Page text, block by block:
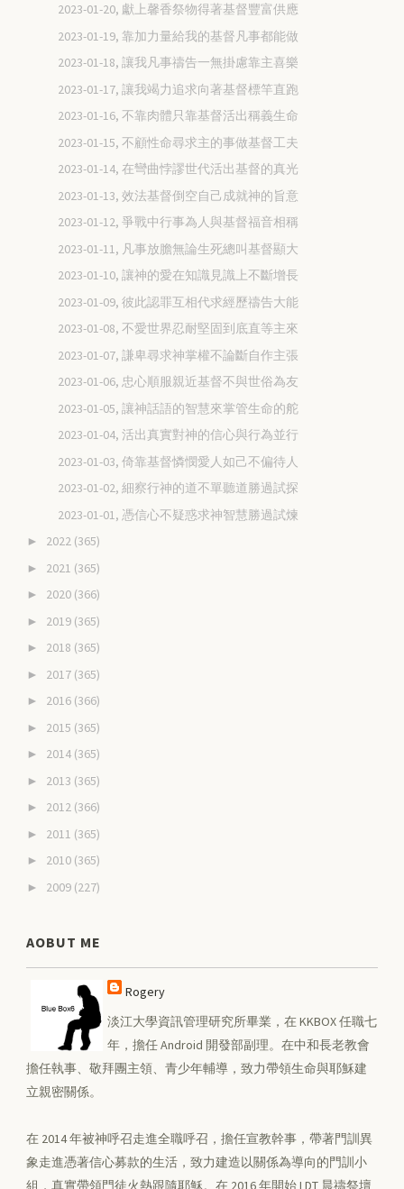
2023-01-20, 獻上馨香祭物得著基督豐富供應
2023-01-19, 靠加力量給我的基督凡事都能做
2023-01-18, 讓我凡事禱告一無掛慮靠主喜樂
2023-01-17, 讓我竭力追求向著基督標竿直跑
2023-01-16, 不靠肉體只靠基督活出稱義生命
2023-01-15, 不顧性命尋求主的事做基督工夫
2023-01-14, 在彎曲悖謬世代活出基督的真光
2023-01-13, 效法基督倒空自己成就神的旨意
2023-01-12, 爭戰中行事為人與基督福音相稱
2023-01-11, 凡事放膽無論生死總叫基督顯大
2023-01-10, 讓神的愛在知識見識上不斷增長
2023-01-09, 彼此認罪互相代求經歷禱告大能
2023-01-08, 不愛世界忍耐堅固到底直等主來
2023-01-07, 謙卑尋求神掌權不論斷自作主張
2023-01-06, 忠心順服親近基督不與世俗為友
2023-01-05, 讓神話語的智慧來掌管生命的舵
2023-01-04, 活出真實對神的信心與行為並行
2023-01-03, 倚靠基督憐憫愛人如己不偏待人
2023-01-02, 細察行神的道不單聽道勝過試探
2023-01-01, 憑信心不疑惑求神智慧勝過試煉
► 2022 (365)
► 2021 (365)
► 2020 (366)
► 2019 (365)
► 2018 (365)
► 2017 (365)
► 2016 (366)
► 2015 (365)
► 2014 (365)
► 2013 (365)
► 2012 (366)
► 2011 (365)
► 2010 (365)
► 2009 (227)
AOBUT ME
Rogery
淡江大學資訊管理研究所畢業，在 KKBOX 任職七
年，擔任 Android 開發部副理。在中和長老教會
擔任執事、敬拜團主領、青少年輔導，致力帶領生命與耶穌建
立親密關係。
在 2014 年被神呼召走進全職呼召，擔任宣教幹事，帶著門訓異
象走進憑著信心募款的生活，致力建造以關係為導向的門訓小
組，真實帶領門徒火熱跟隨耶穌。在 2016 年開始 LDT 晨禱祭壇